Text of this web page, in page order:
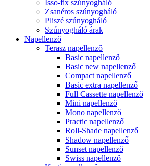
Isso-fix szúnyogháló
Zsanéros szúnyogháló
Pliszé szúnyogháló
Szúnyogháló árak
Napellenző
Terasz napellenző
Basic napellenző
Basic new napellenző
Compact napellenző
Basic extra napellenző
Full Cassette napellenző
Mini napellenző
Mono napellenző
Practic napellenző
Roll-Shade napellenző
Shadow napellenző
Sunset napellenző
Swiss napellenző